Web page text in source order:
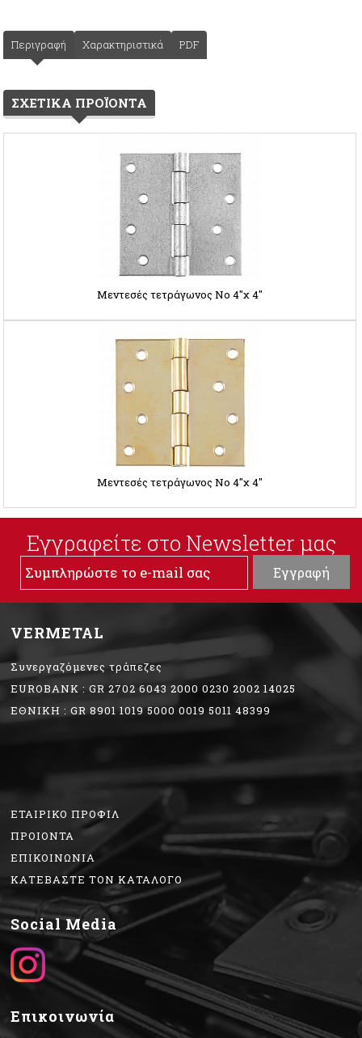
Περιγραφή Χαρακτηριστικά PDF
ΣΧΕΤΙΚΑ ΠΡΟΪΟΝΤΑ
Μεντεσές τετράγωνος Νο 4''χ 4''
Μεντεσές τετράγωνος Νο 4''χ 4''
Εγγραφείτε στο Νewsletter μας
VERMETAL
Συνεργαζόμενες τράπεζες
EUROBANK : GR 2702 6043 2000 0230 2002 14025
ΕΘΝΙΚΗ : GR 8901 1019 5000 0019 5011 48399
ΕΤΑΙΡΙΚΟ ΠΡΟΦΙΛ
ΠΡΟΙΟΝΤΑ
ΕΠΙΚΟΙΝΩΝΙΑ
ΚΑΤΕΒΑΣΤΕ ΤΟΝ ΚΑΤΑΛΟΓΟ
Social Media
Επικοινωνία